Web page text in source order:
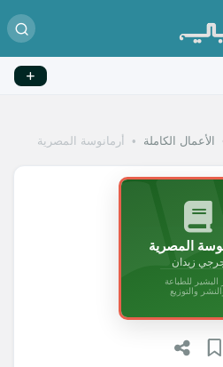
الأعمال الكاملة • أرمانوسة المصرية
المصرية
زيدان
البشير للطباعة
والتوزيع